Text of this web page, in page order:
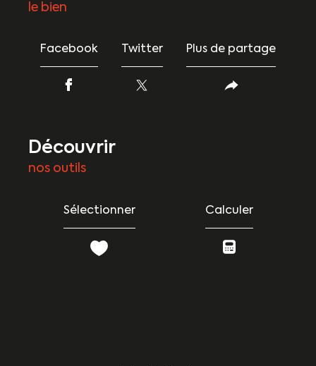
le bien
Facebook Twitter Plus de partage
découvrir
nos outils
Sélectionner Calculer